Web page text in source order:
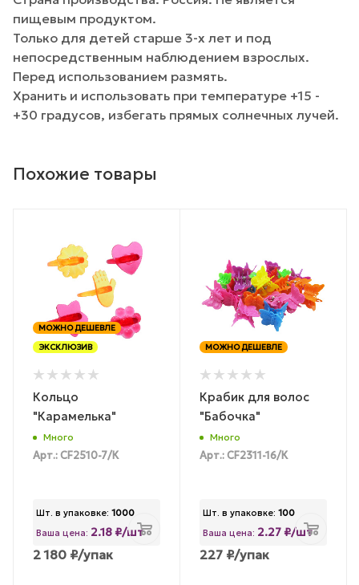
пищевым продуктом.
Только для детей старше 3-х лет и под
непосредственным наблюдением взрослых.
Перед использованием размять.
Хранить и использовать при температуре +15 -
+30 градусов, избегать прямых солнечных лучей.
Похожие товары
МОЖНО ДЕШЕВЛЕ
ЭКСКЛЮЗИВ
Кольцо
"Карамелька"
Много
Арт.: CF2510-7/К
Шт. в упаковке: 1000
Ваша цена: 2.18 ₽/шт
2 180 ₽/упак
МОЖНО ДЕШЕВЛЕ
Крабик для волос
"Бабочка"
Много
Арт.: CF2311-16/К
Шт. в упаковке: 100
Ваша цена: 2.27 ₽/шт
227 ₽/упак